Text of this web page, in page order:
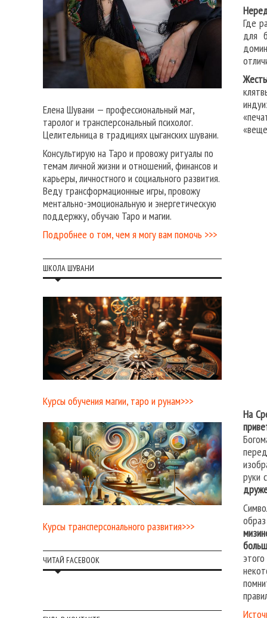
Где
для
На
руки
Елена Шувани — профессиональный маг,
таролог и трансперсональный психолог.
Целительница в традициях цыганских шувани.
Консультирую на Таро и провожу ритуалы по
темам личной жизни и отношений, финансов и
карьеры, личностного и социального развития.
Веду трансформационные игры, провожу
ментально-эмоциональную и энергетическую
поддержку, обучаю Таро и магии.
Подробнее о том, чем я могу вам помочь >>>
ШКОЛА ШУВАНИ
Курсы обучения магии, таро и рунам>>>
Курсы трансперсонального развития>>>
ЧИТАЙ FACEBOOK